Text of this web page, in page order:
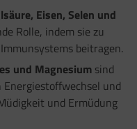
Eisen, Selen und
Rolle, indem sie zu
beitragen.
und Magnesiumsind
und
und Ermüdung